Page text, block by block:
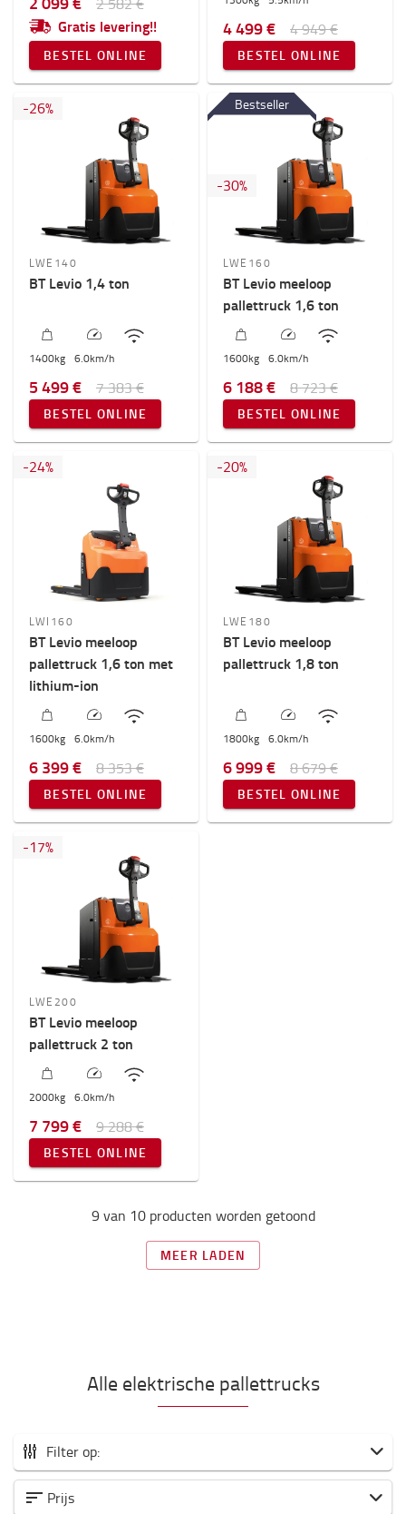
Gratis levering!!
BESTEL ONLINE
4 499 € 4 949 €
BESTEL ONLINE
-26%
LWE140
BT Levio 1,4 ton
1400kg 6.0km/h
5 499 € 7 383 €
BESTEL ONLINE
Bestseller
-30%
LWE160
BT Levio meeloop
pallettruck 1,6 ton
1600kg 6.0km/h
6 188 € 8 723 €
BESTEL ONLINE
-24%
LWI160
BT Levio meeloop
pallettruck 1,6 ton met
lithium-ion
1600kg 6.0km/h
6 399 € 8 353 €
BESTEL ONLINE
-20%
LWE180
BT Levio meeloop
pallettruck 1,8 ton
1800kg 6.0km/h
6 999 € 8 679 €
BESTEL ONLINE
-17%
LWE200
BT Levio meeloop
pallettruck 2 ton
2000kg 6.0km/h
7 799 € 9 288 €
BESTEL ONLINE
9 van 10 producten worden getoond
MEER LADEN
Alle elektrische pallettrucks
Filter op:
Alle Elektrische pallettrucks
Prijs